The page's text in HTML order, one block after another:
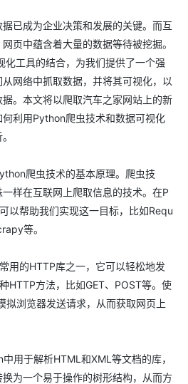
已成为企业决策和发展的关键。而互
页中蕴含着大量的数据等待被挖掘。
化工具的结合，为我们提供了一个强
网络中抓取数据，并将其可视化，以
。本文将以爬取汽车之家网站上的新
利用Python爬虫技术和数据可视化
爬虫技术的基本原理。爬虫技
样在互联网上爬取信息的技术。在P
以帮助我们实现这一目标，比如Requ
等。
用的HTTP库之一，它可以轻松地发
HTTP方法，比如GET、POST等。使
拟浏览器发送请求，从而获取网页上
用于解析HTML和XML等文档的库，
为一个易于操作的树形结构，从而方